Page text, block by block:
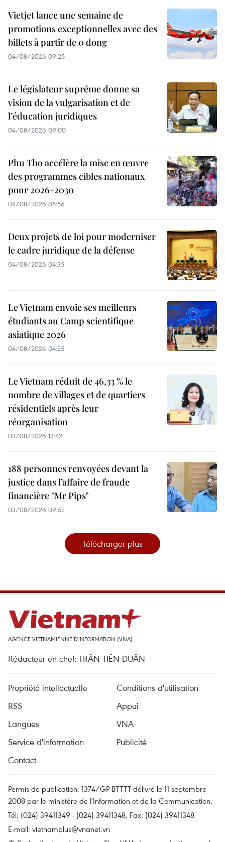
Vietjet lance une semaine de
promotions exceptionnelles avec des
billets à partir de 0 dong
04/08/2026 09:25
Le législateur suprême donne sa
vision de la vulgarisation et de
l’éducation juridiques
04/08/2026 09:00
Phu Tho accélère la mise en œuvre
des programmes cibles nationaux
pour 2026-2030
04/08/2026 05:56
Deux projets de loi pour moderniser
le cadre juridique de la défense
04/08/2026 04:35
Le Vietnam envoie ses meilleurs
étudiants au Camp scientifique
asiatique 2026
04/08/2026 04:25
Le Vietnam réduit de 46,33 % le
nombre de villages et de quartiers
résidentiels après leur
réorganisation
03/08/2026 13:42
188 personnes renvoyées devant la
justice dans l’affaire de fraude
financière "Mr Pips"
03/08/2026 09:52
Télécharger plus
AGENCE VIETNAMIENNE D'INFORMATION (VNA)
Rédacteur en chef: TRÂN TIÊN DUÂN
Propriété intellectuelle
Conditions d'utilisation
RSS
Appui
Langues
VNA
Service d'information
Publicité
Contact
Permis de publication: 1374/GP-BTTTT délivré le 11 septembre
2008 par le ministère de l'Information et de la Communication.
Tél: (024) 39411349 - (024) 39411348, Fax: (024) 39411348
E-mail: vietnamplus@vnanet.vn